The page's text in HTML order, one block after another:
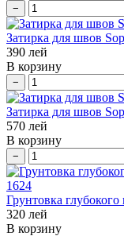
−
Затирка для швов
390 лей
В корзину
−
Затирка для швов
570 лей
В корзину
−
1624
Грунтовка
320 лей
В корзину